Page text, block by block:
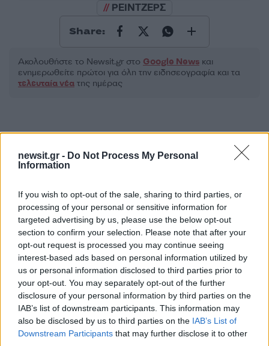
newsit.gr - Do Not Process My Personal
Information
If you wish to opt-out of the sale, sharing to third parties, or
processing of your personal or sensitive information for
targeted advertising by us, please use the below opt-out
section to confirm your selection. Please note that after your
opt-out request is processed you may continue seeing
interest-based ads based on personal information utilized by
us or personal information disclosed to third parties prior to
your opt-out. You may separately opt-out of the further
disclosure of your personal information by third parties on the
IAB’s list of downstream participants. This information may
also be disclosed by us to third parties on the IAB’s List of
Downstream Participants that may further disclose it to other
ΡΕΙΝΤΖΕΡΣ
Share:
Ακολουθήστε το Νewsit.gr στο Google News και
ενημερωθείτε πρώτοι για όλη την ειδησεογραφία και τα
τελευταία νέα της ημέρας
Πιο δημοφιλή
1 τροχαίο με νεκρούς μητέρα και γιο – Ο
οδηγός του φορτηγού κατέγραψε τη
σύγκρουση
2Στα Χανιά για ολιγοήμερες διακοπές ο
Κυριάκος Μητσοτάκης με την σύζυγό του
Μαρέβα
3 Marfin: Η 46χρονη πήρε προθεσμία για να
απολογηθεί την Τρίτη – «Είναι αθώα,
συμμετείχε στη διαδήλωση όπως και
100.000 άτομα»
4 Η βαθμολογία της UEFA μετά την ήττα του
ΠΑΟΚ από την Άντερλεχτ